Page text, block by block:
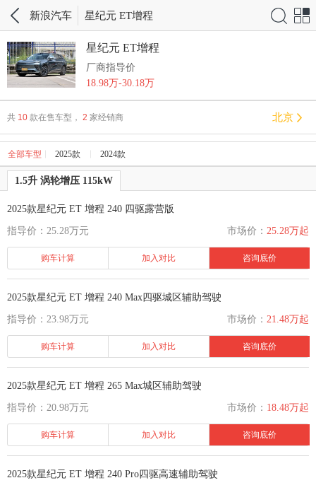
新浪汽车 星纪元 ET增程 搜索 网站
星纪元 ET增程
厂商指导价
18.98万-30.18万
北京
共 10 款在售车型， 2 家经销商
全部车型 2025款 2024款
1.5升 涡轮增压 115kW
2025款星纪元 ET 增程 240 四驱露营版
指导价：25.28万元 市场价： 25.28万起
购车计算 加入对比 咨询底价
2025款星纪元 ET 增程 240 Max四驱城区辅助驾驶
指导价：23.98万元 市场价： 21.48万起
购车计算 加入对比 咨询底价
2025款星纪元 ET 增程 265 Max城区辅助驾驶
指导价：20.98万元 市场价： 18.48万起
购车计算 加入对比 咨询底价
2025款星纪元 ET 增程 240 Pro四驱高速辅助驾驶